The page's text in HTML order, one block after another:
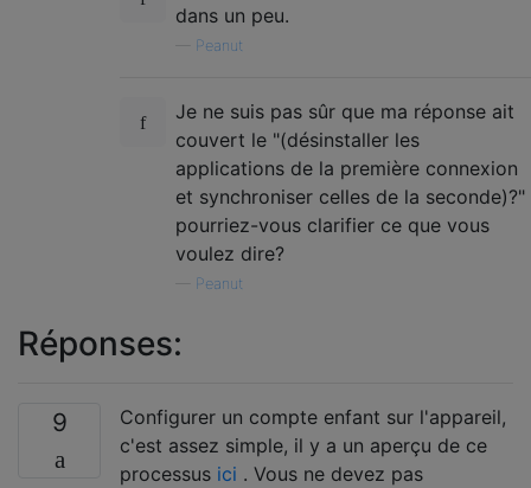
dans un peu.
Peanut
Je ne suis pas sûr que ma réponse ait
couvert le "(désinstaller les
applications de la première connexion
et synchroniser celles de la seconde)?"
pourriez-vous clarifier ce que vous
voulez dire?
Peanut
Réponses:
9
Configurer un compte enfant sur l'appareil,
c'est assez simple, il y a un aperçu de ce
processus ici . Vous ne devez pas